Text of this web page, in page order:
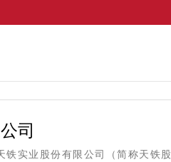
司
实业股份有限公司（简称天铁